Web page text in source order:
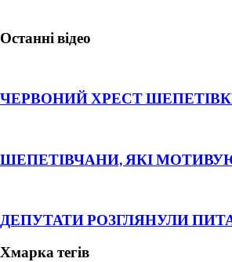
Останні відео
ЧЕРВОНИЙ ХРЕСТ
ШЕПЕТІВЧАНИ, ЯКІ
ДЕПУТАТИ РОЗГЛЯНУЛИ
Хмарка тегів